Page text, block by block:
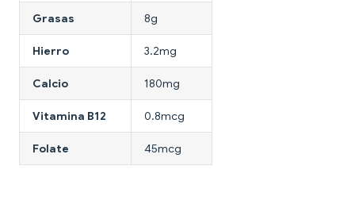
Grasas 8g
Hierro 3.2mg
Calcio 180mg
Vitamina B12 0.8mcg
Folate 45mcg